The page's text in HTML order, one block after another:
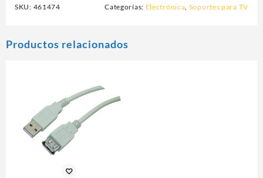
SKU: 461474 Categorías: Electrónica, Soportes para TV
Productos relacionados